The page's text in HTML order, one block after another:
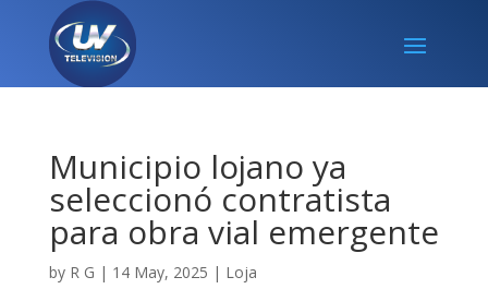
Municipio lojano ya
seleccionó contratista
para obra vial emergente
by R G | 14 May, 2025 | Loja